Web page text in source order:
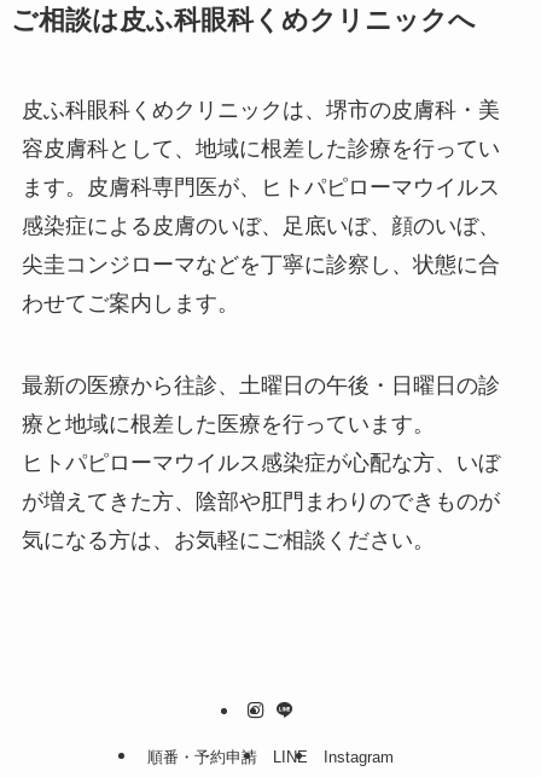
ご相談は皮ふ科眼科くめクリニックへ
皮ふ科眼科くめクリニックは、堺市の皮膚科・美
容皮膚科として、地域に根差した診療を行ってい
ます。皮膚科専門医が、ヒトパピローマウイルス
感染症による皮膚のいぼ、足底いぼ、顔のいぼ、
尖圭コンジローマなどを丁寧に診察し、状態に合
わせてご案内します。
最新の医療から往診、土曜日の午後・日曜日の診
療と地域に根差した医療を行っています。
ヒトパピローマウイルス感染症が心配な方、いぼ
が増えてきた方、陰部や肛門まわりのできものが
気になる方は、お気軽にご相談ください。
順番・予約申請 LINE Instagram